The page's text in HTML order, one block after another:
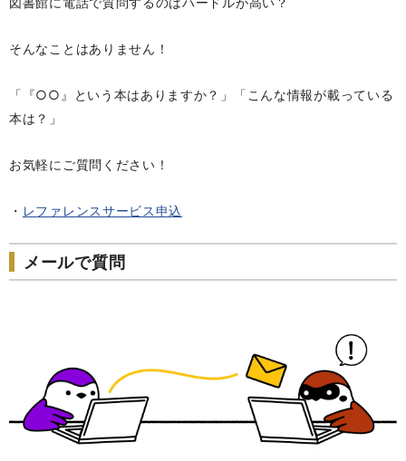
そんなことはありません！
「『○○』という本はありますか？」「こんな情報が載っている
本は？」
お気軽にご質問ください！
・ レファレンスサービス申込
メールで質問